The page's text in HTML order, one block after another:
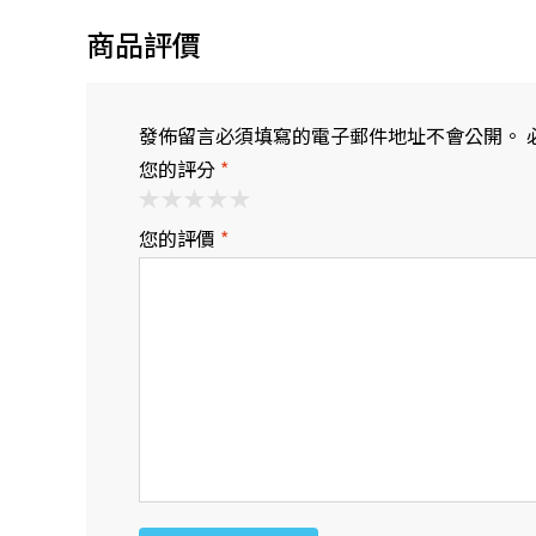
商品評價
發佈留言必須填寫的電子郵件地址不會公開。
您的評分 *
您的評價 *